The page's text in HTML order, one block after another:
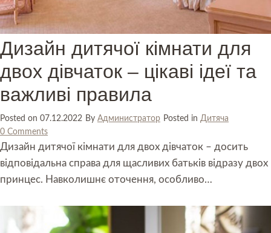
Дизайн дитячої кімнати для
двох дівчаток – цікаві ідеї та
важливі правила
Posted on 07.12.2022 By Администратор Posted in Дитяча
0 Comments
Дизайн дитячої кімнати для двох дівчаток – досить
відповідальна справа для щасливих батьків відразу двох
принцес. Навколишнє оточення, особливо…